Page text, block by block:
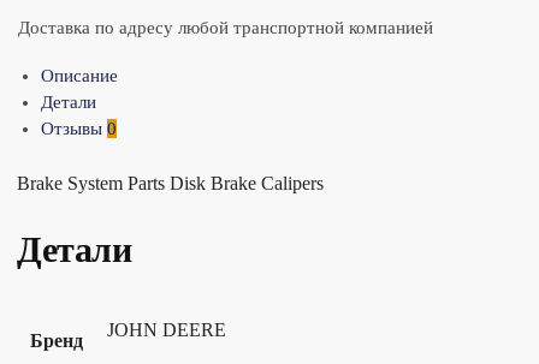
Доставка по адресу любой транспортной компанией
Описание
Детали
Отзывы 0
Brake System Parts Disk Brake Calipers
Детали
Бренд
JOHN DEERE